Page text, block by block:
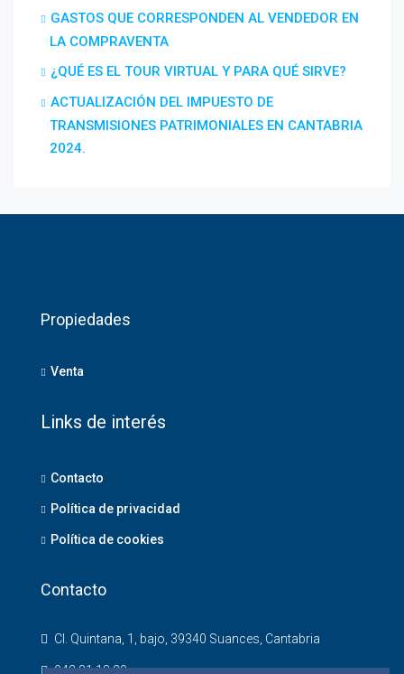
GASTOS QUE CORRESPONDEN AL VENDEDOR EN
LA COMPRAVENTA
¿QUÉ ES EL TOUR VIRTUAL Y PARA QUÉ SIRVE?
ACTUALIZACIÓN DEL IMPUESTO DE
TRANSMISIONES PATRIMONIALES EN CANTABRIA
2024.
Propiedades
Venta
Links de interés
Contacto
Política de privacidad
Política de cookies
Contacto
Cl. Quintana, 1, bajo, 39340 Suances, Cantabria
942 81 18 20